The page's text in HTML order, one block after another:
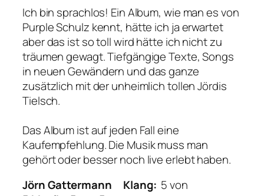
Ich bin sprachlos! Ein Album, wie man es von
Purple Schulz kennt, hätte ich ja erwartet
aber das ist so toll wird hätte ich nicht zu
träumen gewagt. Tiefgängige Texte, Songs
in neuen Gewändern und das ganze
zusätzlich mit der unheimlich tollen Jördis
Tielsch.
Das Album ist auf jeden Fall eine
Kaufempfehlung. Die Musik muss man
gehört oder besser noch live erlebt haben.
Jörn Gattermann
Klang: 5 von